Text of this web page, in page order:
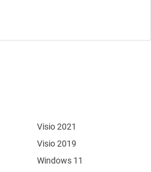
Visio 2021
Visio 2019
Windows 11